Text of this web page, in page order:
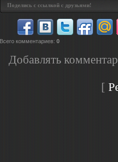
Поделись с ссылкой с друзьями!
Всего комментариев: 0
Добавлять
[